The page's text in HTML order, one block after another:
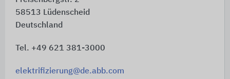
58513 Lüdenscheid
Deutschland
Tel. +49 621 381-3000
elektrifizierung@de.abb.com